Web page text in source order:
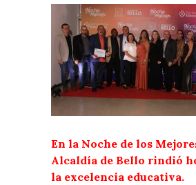
En la Noche de los
Alcaldía de Bello rindió
la excelencia educativa.